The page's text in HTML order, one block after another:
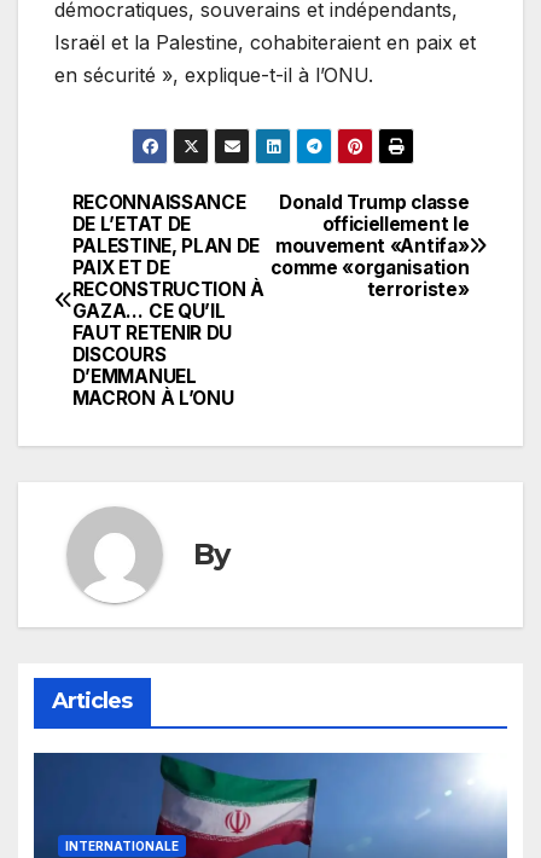
démocratiques, souverains et indépendants,
Israël et la Palestine, cohabiteraient en paix et
en sécurité », explique-t-il à l’ONU.
Navigation
de
l’article
Donald Trump classe
officiellement le
mouvement «Antifa»
comme «organisation
terroriste»
RECONNAISSANCE
DE L’ETAT DE
PALESTINE, PLAN DE
PAIX ET DE
RECONSTRUCTION À
GAZA… CE QU’IL
FAUT RETENIR DU
DISCOURS
D’EMMANUEL
MACRON À L’ONU
By
Articles
INTERNATIONALE